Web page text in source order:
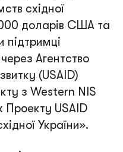
східної
доларів США та
підтримці
Агентство
(USAID)
з Western NIS
Проекту USAID
України».